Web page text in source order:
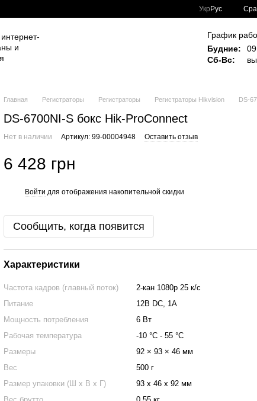
Укр Рус
График
Будние:
Сб-Вс:
Главная Регистраторы Регистраторы Регистраторы Hikvision DS-
DS-6700NI-S бокс Hik-ProConnect
Нет в наличии Артикул: 99-00004948 Оставить отзыв
6 428 грн
Войти для отображения накопительной скидки
Сообщить, когда появится
Характеристики
Частота кадров (главный поток)
2-кан 1080p 25 к/с
Питание
12В DC, 1A
Мощность потребления
6 Вт
Рабочая температура
-10 °C - 55 °C
Размеры
92 × 93 × 46 мм
Вес
500 г
Размер упаковки (Ш х В х Г)
93 x 46 x 92 мм